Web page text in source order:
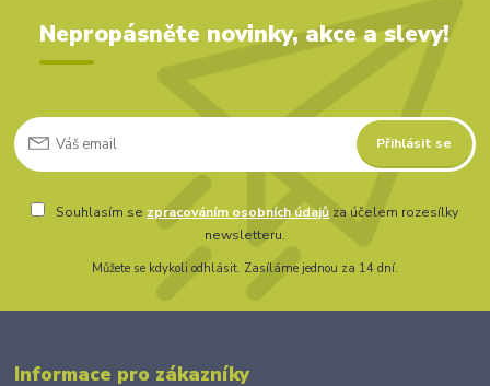
Nepropásněte novinky, akce a slevy!
Přihlásit se
Souhlasím se zpracováním osobních údajů za účelem rozesílky
newsletteru.
Můžete se kdykoli odhlásit. Zasíláme jednou za 14 dní.
Informace pro zákazníky